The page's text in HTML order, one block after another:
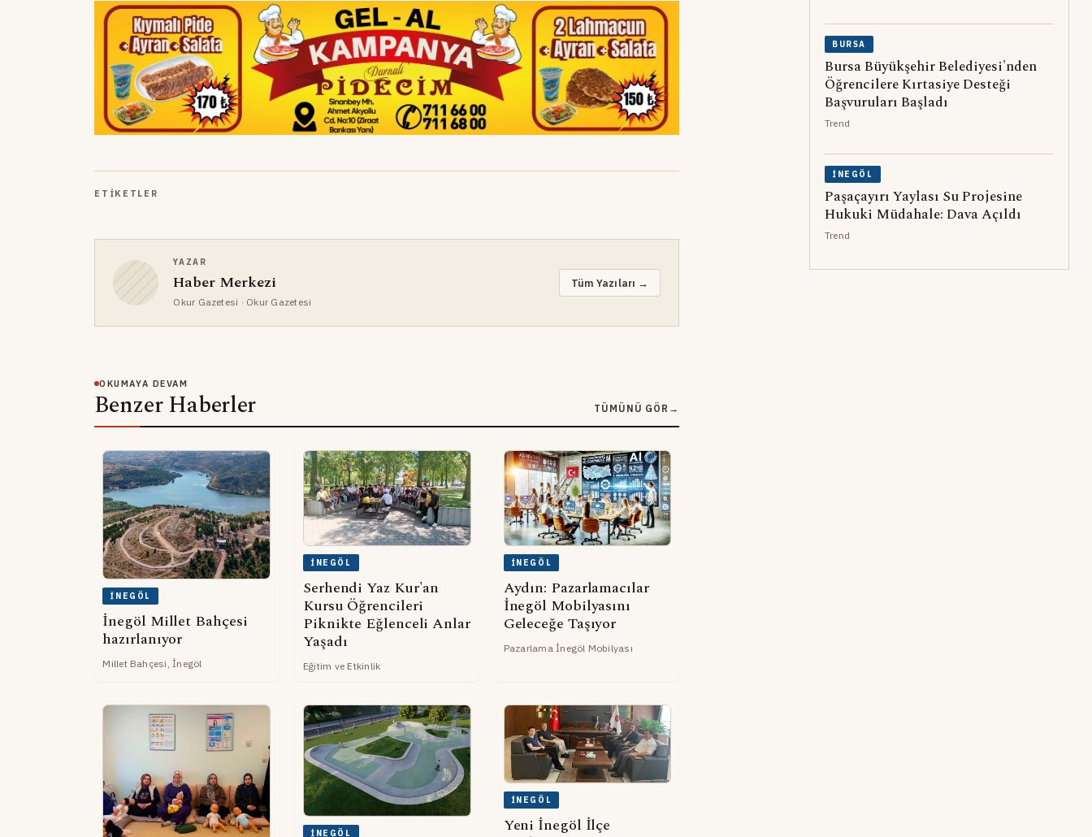
ETIKETLER
YAZAR
Haber Merkezi
Okur Gazetesi · Okur Gazetesi
Tüm Yazıları →
OKUMAYA DEVAM
Benzer Haberler TÜMÜNÜ GÖR →
İNEGÖL
İnegöl Millet Bahçesi
hazırlanıyor
Millet Bahçesi, İnegöl
İNEGÖL
Serhendi Yaz Kur'an
Kursu Öğrencileri
Piknikte Eğlenceli Anlar
Yaşadı
Eğitim ve Etkinlik
İNEGÖL
Aydın: Pazarlamacılar
İnegöl Mobilyasını
Geleceğe Taşıyor
Pazarlama İnegöl Mobilyası
İNEGÖL
İNEGÖL
Yeni İnegöl İlçe
BURSA
Bursa Büyükşehir Belediyesi'nden
Öğrencilere Kırtasiye Desteği
Başvuruları Başladı
Trend
İNEGÖL
Paşaçayırı Yaylası Su Projesine
Hukuki Müdahale: Dava Açıldı
Trend